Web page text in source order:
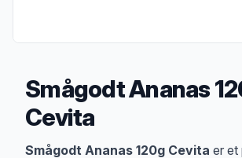
Smågodt Ananas
Cevita
Produktbeskrivelse
Smågodt Ananas 120g Cevita er et